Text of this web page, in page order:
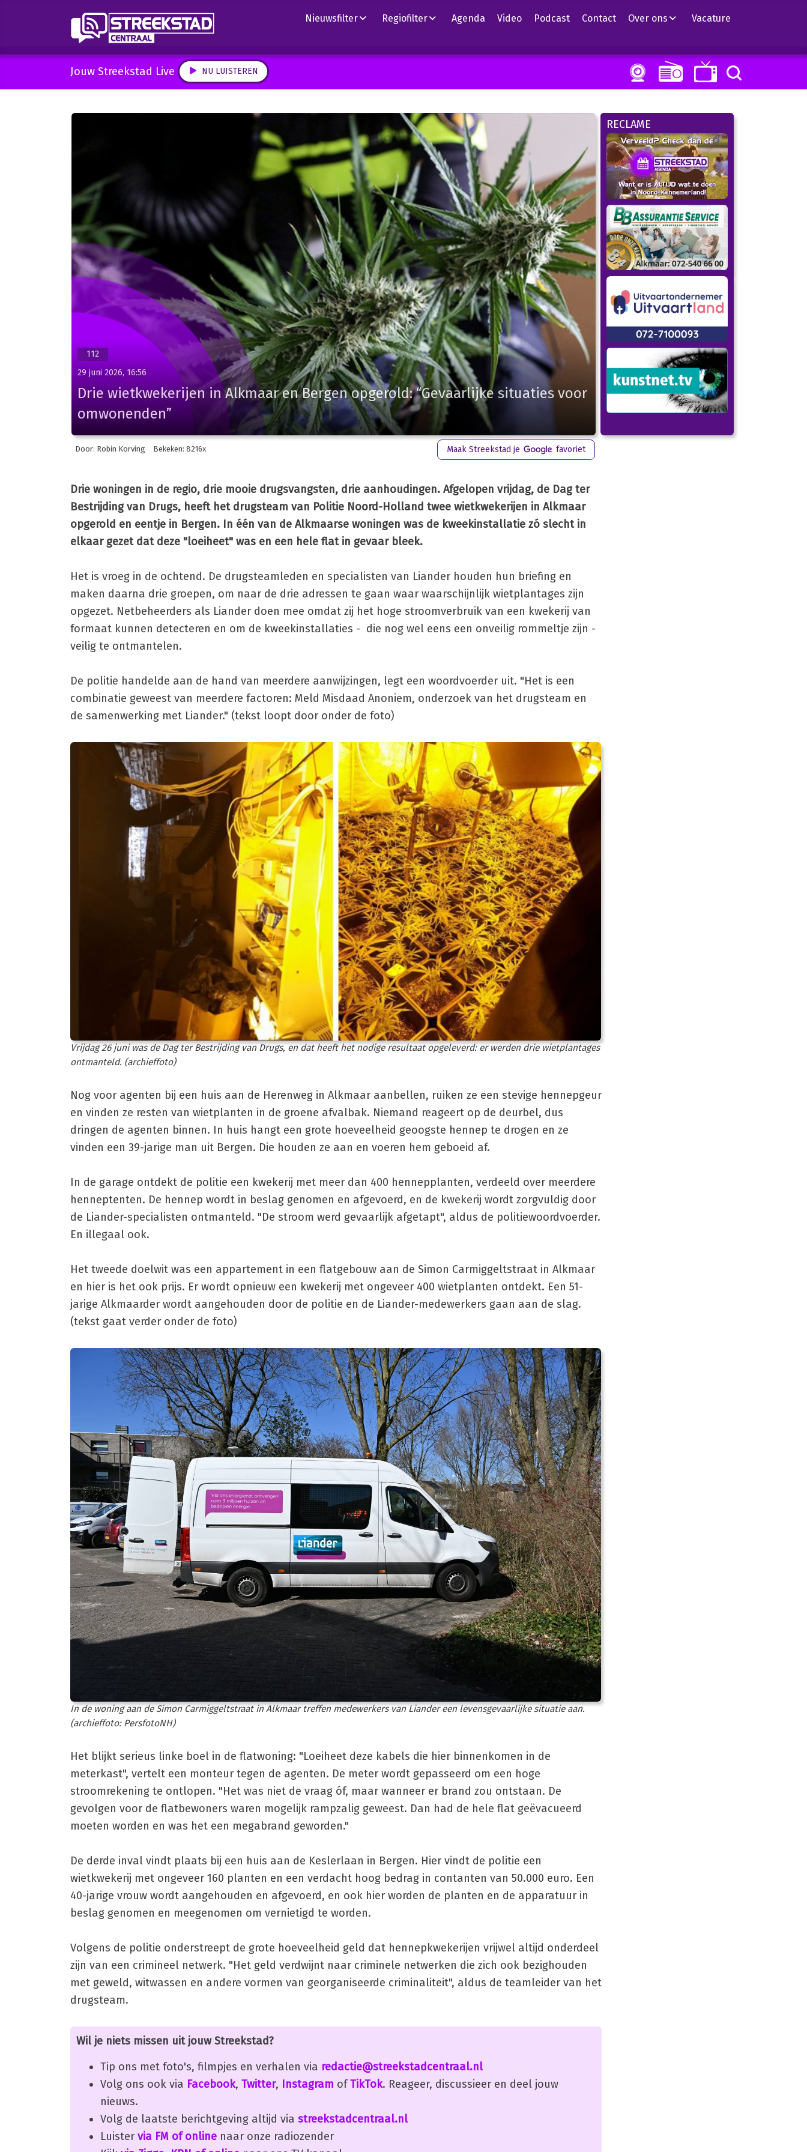
Nieuwsfilter Regiofilter Agenda Video Podcast Contact Over ons Vacature
Jouw Streekstad Live NU LUISTEREN
RECLAME
112
29 juni 2026, 16:56
Drie wietkwekerijen in Alkmaar en Bergen opgerold: “Gevaarlijke situaties voor
omwonenden”
Door: Robin Korving Bekeken: 8216x Maak Streekstad je favoriet
Drie woningen in de regio, drie mooie drugsvangsten, drie aanhoudingen. Afgelopen vrijdag, de Dag ter
Bestrijding van Drugs, heeft het drugsteam van Politie Noord-Holland twee wietkwekerijen in Alkmaar
opgerold en eentje in Bergen. In één van de Alkmaarse woningen was de kweekinstallatie zó slecht in
elkaar gezet dat deze "loeiheet" was en een hele flat in gevaar bleek.
Het is vroeg in de ochtend. De drugsteamleden en specialisten van Liander houden hun briefing en
maken daarna drie groepen, om naar de drie adressen te gaan waar waarschijnlijk wietplantages zijn
opgezet. Netbeheerders als Liander doen mee omdat zij het hoge stroomverbruik van een kwekerij van
formaat kunnen detecteren en om de kweekinstallaties - die nog wel eens een onveilig rommeltje zijn -
veilig te ontmantelen.
De politie handelde aan de hand van meerdere aanwijzingen, legt een woordvoerder uit. "Het is een
combinatie geweest van meerdere factoren: Meld Misdaad Anoniem, onderzoek van het drugsteam en
de samenwerking met Liander." (tekst loopt door onder de foto)
Vrijdag 26 juni was de Dag ter Bestrijding van Drugs, en dat heeft het nodige resultaat opgeleverd: er werden drie wietplantages
ontmanteld. (archieffoto)
Nog voor agenten bij een huis aan de Herenweg in Alkmaar aanbellen, ruiken ze een stevige hennepgeur
en vinden ze resten van wietplanten in de groene afvalbak. Niemand reageert op de deurbel, dus
dringen de agenten binnen. In huis hangt een grote hoeveelheid geoogste hennep te drogen en ze
vinden een 39-jarige man uit Bergen. Die houden ze aan en voeren hem geboeid af.
In de garage ontdekt de politie een kwekerij met meer dan 400 hennepplanten, verdeeld over meerdere
henneptenten. De hennep wordt in beslag genomen en afgevoerd, en de kwekerij wordt zorgvuldig door
de Liander-specialisten ontmanteld. "De stroom werd gevaarlijk afgetapt", aldus de politiewoordvoerder.
En illegaal ook.
Het tweede doelwit was een appartement in een flatgebouw aan de Simon Carmiggeltstraat in Alkmaar
en hier is het ook prijs. Er wordt opnieuw een kwekerij met ongeveer 400 wietplanten ontdekt. Een 51-
jarige Alkmaarder wordt aangehouden door de politie en de Liander-medewerkers gaan aan de slag.
(tekst gaat verder onder de foto)
In de woning aan de Simon Carmiggeltstraat in Alkmaar treffen medewerkers van Liander een levensgevaarlijke situatie aan.
(archieffoto: PersfotoNH)
Het blijkt serieus linke boel in de flatwoning: "Loeiheet deze kabels die hier binnenkomen in de
meterkast", vertelt een monteur tegen de agenten. De meter wordt gepasseerd om een hoge
stroomrekening te ontlopen. "Het was niet de vraag óf, maar wanneer er brand zou ontstaan. De
gevolgen voor de flatbewoners waren mogelijk rampzalig geweest. Dan had de hele flat geëvacueerd
moeten worden en was het een megabrand geworden."
De derde inval vindt plaats bij een huis aan de Keslerlaan in Bergen. Hier vindt de politie een
wietkwekerij met ongeveer 160 planten en een verdacht hoog bedrag in contanten van 50.000 euro. Een
40-jarige vrouw wordt aangehouden en afgevoerd, en ook hier worden de planten en de apparatuur in
beslag genomen en meegenomen om vernietigd te worden.
Volgens de politie onderstreept de grote hoeveelheid geld dat hennepkwekerijen vrijwel altijd onderdeel
zijn van een crimineel netwerk. "Het geld verdwijnt naar criminele netwerken die zich ook bezighouden
met geweld, witwassen en andere vormen van georganiseerde criminaliteit", aldus de teamleider van het
drugsteam.
Wil je niets missen uit jouw Streekstad?
Tip ons met foto's, filmpjes en verhalen via redactie@streekstadcentraal.nl
Volg ons ook via Facebook, Twitter, Instagram ofTikTok. Reageer, discussieer en deel jouw
nieuws.
Volg de laatste berichtgeving altijd via streekstadcentraal.nl
Luister via FM of online naar onze radiozender